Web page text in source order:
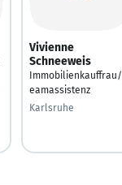
Vivienne
Schneeweis
eamassistenz
Karlsruhe